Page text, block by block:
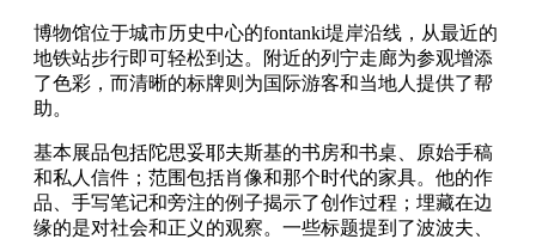
博物馆位于城市历史中心的fontanki堤岸沿线，从最近的
地铁站步行即可轻松到达。附近的列宁走廊为参观增添
了色彩，而清晰的标牌则为国际游客和当地人提供了帮
助。
基本展品包括陀思妥耶夫斯基的书房和书桌、原始手稿
和私人信件；范围包括肖像和那个时代的家具。他的作
品、手写笔记和旁注的例子揭示了创作过程；埋藏在边
缘的是对社会和正义的观察。一些标题提到了波波夫、